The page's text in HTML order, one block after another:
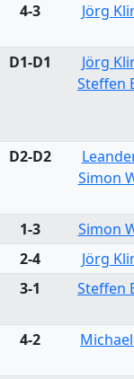
4-3
Jörg
D1-D1
Jörg
Steffen
D2-D2
Simon
1-3 Simon
2-4
Jörg
3-1
Steffen
4-2